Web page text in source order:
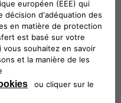
29,04€